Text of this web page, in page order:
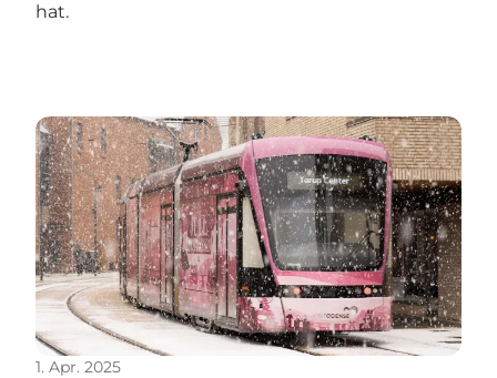
hat.
Saisonbericht Winter 2024/2025
1. Apr. 2025